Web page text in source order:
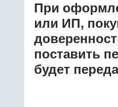
При
или ИП,
поставить
будет